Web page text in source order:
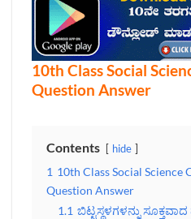
10th Class Social
Question Answer
Contents hide
1 10th Class Social Science
Question Answer
1.1 ಬಿಟ್ಟಸ್ಥಳಗಳನ್ನು